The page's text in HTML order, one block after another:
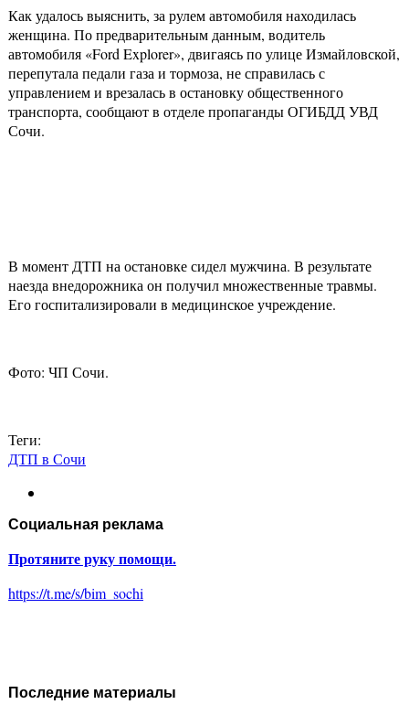
Как удалось выяснить, за рулем автомобиля находилась
женщина. По предварительным данным, водитель
автомобиля «Ford Explorer», двигаясь по улице Измайловской,
перепутала педали газа и тормоза, не справилась с
управлением и врезалась в остановку общественного
транспорта, сообщают в отделе пропаганды ОГИБДД УВД
Сочи.
В момент ДТП на остановке сидел мужчина. В результате
наезда внедорожника он получил множественные травмы.
Его госпитализировали в медицинское учреждение.
Фото: ЧП Сочи.
Теги:
ДТП в Сочи
Социальная реклама
Протяните руку помощи.
https://t.me/s/bim_sochi
Последние материалы